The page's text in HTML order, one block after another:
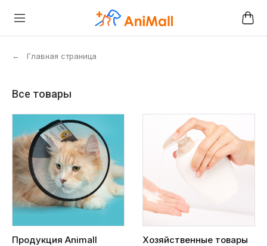
← Главная страница
Все товары
Продукция Animall Хозяйственные товары